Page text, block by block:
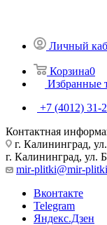
Личный
Корзина0
Избранные
+7 (4012) 31-
Контактная
г. Калининград,
г. Калининград, ул.
mir-plitki@mir-
Вконтакте
Telegram
Яндекс.Дзен